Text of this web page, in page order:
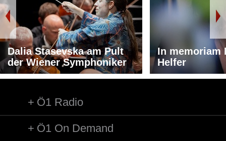
Dalia Stasevska am Pult
der Wiener Symphoniker
In memoriam
Helfer
Ö1 Radio
Ö1 On Demand